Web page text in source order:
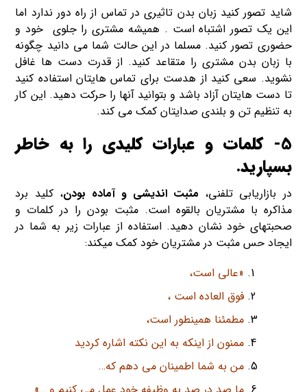
شاید تصور کنید زبان بدن تاثیری در تماس از راه دور ندارد اما
این یک تصور اشتباه است . همیشه مشتری را جلوی خود و
حضوری تصور کنید. مسلما در این حالت شما می دانید چگونه
با زبان بدن مشتری را متقاعد کنید. از قدرت دست­ ها غافل
نشوید. سعی کنید از هدست برای تماس هایتان استفاده کنید
تا دست­ هایتان آزاد باشد و بتوانید آنها را حرکت دهید. این کار
به تنظیم تن و بلندی صدایتان کمک می کند.
5- کلمات و عبارات کلیدی را به خاطر
بسپارید.
در بازاریابی تلفنی، مثبت اندیشی و آماده بودن، کلید برد
مذاکره با مشتریان بالقوه است. مثبت بودن را در کلمات و
صحبت­های خود نشان دهید. استفاده از عبارات زیر به شما در
ایجاد حس مثبت در مشتریان خود کمک می­کند:
«عالی است،
فوق العاده است ،
مطمئنا همینطور است،
ممنون از اینکه به این نکته اشاره کردید
من به شما اطمینان می دهم که…